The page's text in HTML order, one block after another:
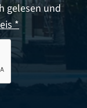
gelesen und
*